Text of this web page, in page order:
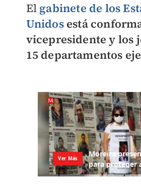
El gabinete de los
Unidos está
vicepresidente y los
15 departamentos